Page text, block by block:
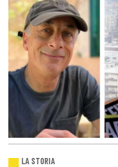
LA STORIA